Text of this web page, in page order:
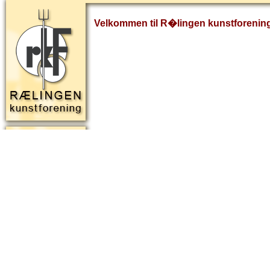
Velkommen til R�lingen